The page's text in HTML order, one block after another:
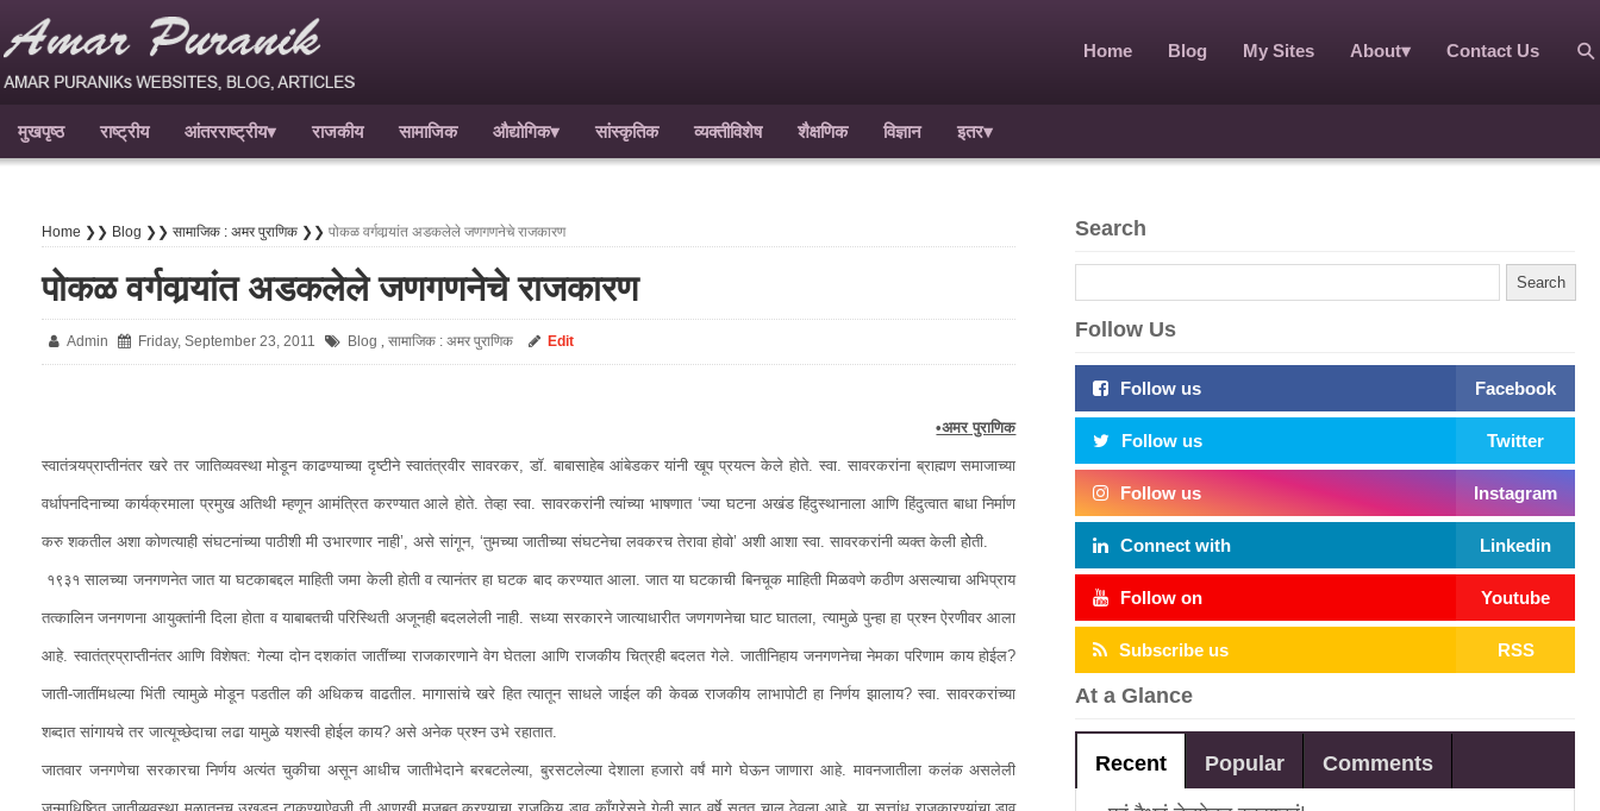
Home Blog My Sites About▾ Contact Us
मुखपृष्ठ राष्ट्रीय आंतरराष्ट्रीय▾ राजकीय सामाजिक औद्योगिक▾ सांस्कृतिक व्यक्तीविशेष शैक्षणिक विज्ञान इतर▾
Home ❯❯ Blog ❯❯ सामाजिक : अमर पुराणिक ❯❯ पोकळ वर्गवार्‍यांत अडकलेले जणगणनेचे राजकारण
पोकळ वर्गवार्‍यांत अडकलेले जणगणनेचे राजकारण
Admin Friday, September 23, 2011 Blog सामाजिक : अमर पुराणिक Edit
•अमर पुराणिक
स्वातंत्र्यप्राप्तीनंतर खरे तर जातिव्यवस्था मोडून काढण्याच्या दृष्टीने स्वातंत्रवीर सावरकर, डॉ. बाबासाहेब आंबेडकर यांनी खूप प्रयत्न केले होते. स्वा. सावरकरांना ब्राह्मण समाजाच्या
वर्धापनदिनाच्या कार्यक्रमाला प्रमुख अतिथी म्हणून आमंत्रित करण्यात आले होते. तेव्हा स्वा. सावरकरांनी त्यांच्या भाषणात ‘ज्या घटना अखंड हिंदुस्थानाला आणि हिंदुत्वात बाधा निर्माण
करु शकतील अशा कोणत्याही संघटनांच्या पाठीशी मी उभारणार नाही’, असे सांगून, ‘तुमच्या जातीच्या संघटनेचा लवकरच तेरावा होवो’ अशी आशा स्वा. सावरकरांनी व्यक्त केली होेती.
१९३१ सालच्या जनगणनेत जात या घटकाबद्दल माहिती जमा केली होती व त्यानंतर हा घटक बाद करण्यात आला. जात या घटकाची बिनचूक माहिती मिळवणे कठीण असल्याचा अभिप्राय
तत्कालिन जनगणना आयुक्तांनी दिला होता व याबाबतची परिस्थिती अजूनही बदललेली नाही. सध्या सरकारने जात्याधारीत जणगणनेचा घाट घातला, त्यामुळे पुन्हा हा प्रश्‍न ऐरणीवर आला
आहे. स्वातंत्रप्राप्तीनंतर आणि विशेषत: गेल्या दोन दशकांत जातींच्या राजकारणाने वेग घेतला आणि राजकीय चित्रही बदलत गेले. जातीनिहाय जनगणनेचा नेमका परिणाम काय होईल?
जाती-जातींमधल्या भिंती त्यामुळे मोडून पडतील की अधिकच वाढतील. मागासांचे खरे हित त्यातून साधले जाईल की केवळ राजकीय लाभापोटी हा निर्णय झालाय? स्वा. सावरकरांच्या
शब्दात सांगायचे तर जात्यूच्छेदाचा लढा यामुळे यशस्वी होईल काय? असे अनेक प्रश्‍न उभे रहातात.
जातवार जनगणेचा सरकारचा निर्णय अत्यंत चुकीचा असून आधीच जातीभेदाने बरबटलेल्या, बुरसटलेल्या देशाला हजारो वर्षं मागे घेऊन जाणारा आहे. मावनजातीला कलंक असलेली
Search
Follow Us
Follow us Facebook
Follow us Twitter
Follow us Instagram
Connect with Linkedin
Follow on Youtube
Subscribe us RSS
At a Glance
Recent Popular Comments